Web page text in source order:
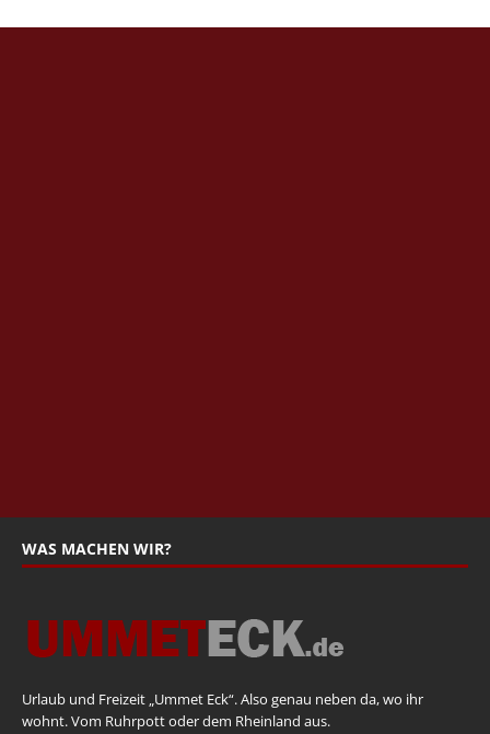
WAS MACHEN WIR?
Urlaub und Freizeit „Ummet Eck“. Also genau neben da, wo ihr
wohnt. Vom Ruhrpott oder dem Rheinland aus.